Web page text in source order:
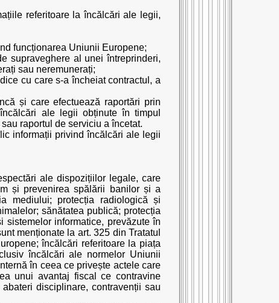
referitoare la încălcări ale legii,
funcționarea Uniunii Europene;
supraveghere al unei întreprinderi,
sau neremunerați;
cu care s-a încheiat contractul, a
și care efectuează raportări prin
ale legii obținute în timpul
raportul de serviciu a încetat.
informații privind încălcări ale legii
ale dispozițiilor legale, care
și prevenirea spălării banilor și a
mediului; protecția radiologică și
sănătatea publică; protecția
informatice, prevăzute în
menționate la art. 325 din Tratatul
încălcări referitoare la piața
încălcări ale normelor Uniunii
în ceea ce privește actele care
unui avantaj fiscal ce contravine
disciplinare, contravenții sau